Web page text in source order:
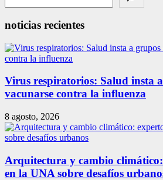
noticias recientes
Virus respiratorios: Salud insta
vacunarse contra la influenza
8 agosto, 2026
Arquitectura y cambio
en la UNA sobre desafíos